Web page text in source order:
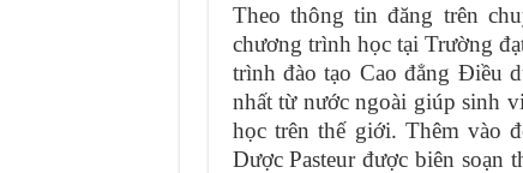
Theo thông tin đăng trên
chương trình học tại Trường
trình đào tạo Cao đẳng Điều
nhất từ nước ngoài giúp sinh
học trên thế giới. Thêm vào
Dược Pasteur được biên soạn